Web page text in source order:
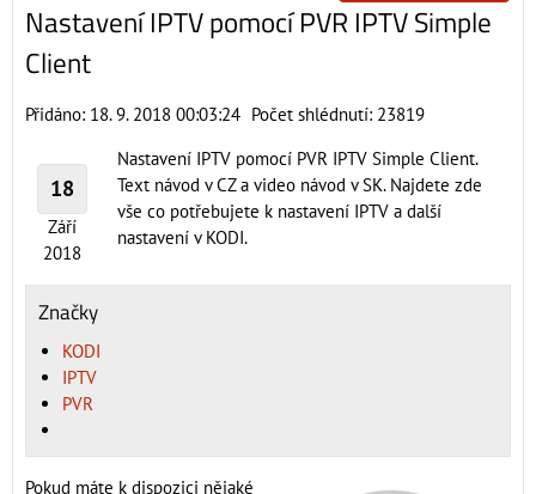
Nastavení IPTV pomocí PVR IPTV Simple
Client
Přidáno: 18. 9. 2018 00:03:24 Počet shlédnutí: 23819
18
Září
2018
Značky
KODI
IPTV
PVR
Nastavení IPTV pomocí PVR IPTV Simple Client.
Text návod v CZ a video návod v SK. Najdete zde
vše co potřebujete k nastavení IPTV a další
nastavení v KODI.
Pokud máte k dispozici nějaké